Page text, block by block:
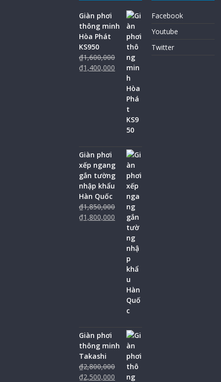
Giàn phơi
thông minh
Hòa Phát
KS950
₫1,600,000
₫1,400,000
Giàn phơi
xếp ngang
gắn tường
nhập khẩu
Hàn Quốc
₫1,850,000
₫1,800,000
Giàn phơi
thông minh
Takashi
₫2,800,000
₫2,500,000
Facebook
Youtube
Twitter